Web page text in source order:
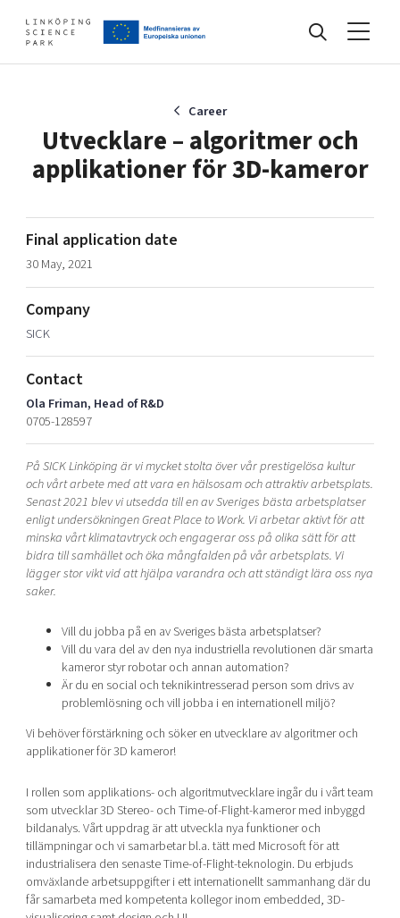
Find your network
Artificial intelligence
Cybersecurity
Internet of Things
Manufacturing industries
Global talent
Visual technologies
Shaping cities and regions
Bright East
East Sweden Tech Women
Reversed mentorship
Develop your company
Upgrade your skills & master new ones
Tech startups
Upscaling
Talent & skills
Startup & industry collaboration
Offers to boost your business
Funding opportunities
About
Our story, mission & vision
Our community of companies
Projects
Publications
Project toolbox
Our clusters
Reach out to us
Locations
40 years anniversary
Today's lunch in Mjärdevi
Career
Utvecklare – algoritmer och
applikationer för 3D-kameror
Final application date
30 May, 2021
Company
SICK
Contact
Ola Friman, Head of R&D
0705-128597
På SICK Linköping är vi mycket stolta över vår prestigelösa kultur
och vårt arbete med att vara en hälsosam och attraktiv arbetsplats.
Senast 2021 blev vi utsedda till en av Sveriges bästa arbetsplatser
enligt undersökningen Great Place to Work. Vi arbetar aktivt för att
minska vårt klimatavtryck och engagerar oss på olika sätt för att
bidra till samhället och öka mångfalden på vår arbetsplats. Vi
lägger stor vikt vid att hjälpa varandra och att ständigt lära oss nya
saker.
Vill du jobba på en av Sveriges bästa arbetsplatser?
Vill du vara del av den nya industriella revolutionen där smarta
kameror styr robotar och annan automation?
Är du en social och teknikintresserad person som drivs av
problemlösning och vill jobba i en internationell miljö?
Vi behöver förstärkning och söker en utvecklare av algoritmer och
applikationer för 3D kameror!
I rollen som applikations- och algoritmutvecklare ingår du i vårt team
som utvecklar 3D Stereo- och Time-of-Flight-kameror med inbyggd
bildanalys. Vårt uppdrag är att utveckla nya funktioner och
tillämpningar och vi samarbetar bl.a. tätt med Microsoft för att
industrialisera den senaste Time-of-Flight-teknologin. Du erbjuds
omväxlande arbetsuppgifter i ett internationellt sammanhang där du
får samarbeta med kompetenta kollegor inom embedded, 3D-